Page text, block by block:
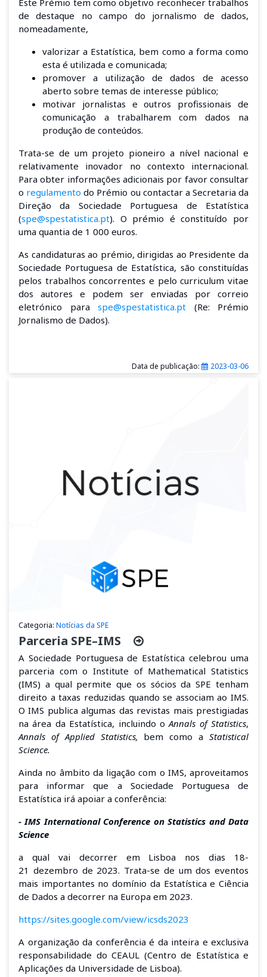
de destaque no campo do jornalismo de dados,
nomeadamente,
valorizar a Estatística, bem como a forma como
esta é utilizada e comunicada;
promover a utilização de dados de acesso
aberto sobre temas de interesse público;
motivar jornalistas e outros profissionais de
comunicação a trabalharem com dados na
produção de conteúdos.
Trata-se de um projeto pioneiro a nível nacional e
relativamente inovador no contexto internacional.
Para obter informações adicionais por favor consultar
o regulamento do Prémio ou contactar a Secretaria da
Direção da Sociedade Portuguesa de Estatística
(spe@spestatistica.pt). O prémio é constituído por
uma quantia de 1 000 euros.
As candidaturas ao prémio, dirigidas ao Presidente da
Sociedade Portuguesa de Estatística, são constituídas
pelos trabalhos concorrentes e pelo curriculum vitae
dos autores e podem ser enviadas por correio
eletrónico para spe@spestatistica.pt (Re: Prémio
Jornalismo de Dados).
Data de publicação: 2023-03-06
Categoria: Notícias da SPE
Parceria SPE–IMS
A Sociedade Portuguesa de Estatística celebrou uma
parceria com o Institute of Mathematical Statistics
(IMS) a qual permite que os sóciosda SPEtenham
direito a taxas reduzidas quando se associam ao IMS.
O IMS publica algumas das revistas mais prestigiadas
na área da Estatística, incluindo oAnnals of Statistics,
Annals of Applied Statistics, bem como a Statistical
Science.
Ainda no âmbito da ligação com o IMS, aproveitamos
para informar que a Sociedade Portuguesa de
Estatística irá apoiar a conferência:
-IMS International Conference on Statistics and Data
Science
a qual vai decorrer em Lisboa nos dias 18-
21 dezembro de 2023. Trata-se de um dos eventos
mais importantes no domínio da Estatística e Ciência
de Dados a decorrer na Europa em 2023.
https://sites.google.com/view/icsds2023
A organização da conferência é da inteira e exclusiva
responsabilidade do CEAUL (Centro de Estatística e
Aplicações da Universidade de Lisboa).